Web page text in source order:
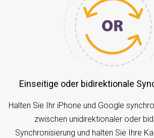
Einseitige oder bidirektionale
Halten Sie Ihr iPhone und Google
zwischen unidirektionaler oder
Synchronisierung und halten Sie Ihre